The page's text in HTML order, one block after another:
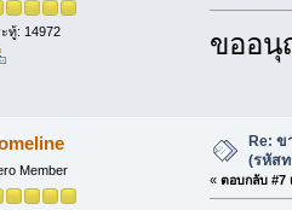
ทู้: 14972 ขออนุ
Member
Re: ข
(รหัส
« ตอบกลับ #7